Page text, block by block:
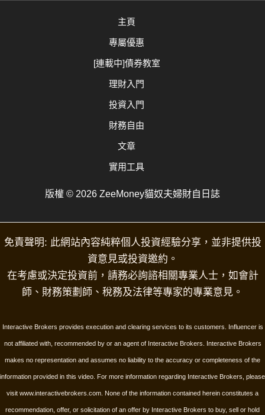
主頁
專屬優惠
[連載中]債券教室
理財入門
投資入門
財務自由
文章
實用工具
版權 © 2026 ZeeMoney貓奴夫婦財自日誌
免責聲明: 此網站內容純粹個人投資經驗分享，並非提供投
資意見或投資邀約。
在考慮或決定投資前，請務必詢諮相關專業人士，如會計
師、財務策劃師、稅務及法律等專家的專業意見。
Interactive Brokers provides execution and clearing services to its customers. Influencer is
not affiliated with, recommended by or an agent of Interactive Brokers. Interactive Brokers
makes no representation and assumes no liability to the accuracy or completeness of the
information provided in this video. For more information regarding Interactive Brokers, please
visit www.interactivebrokers.com. None of the information contained herein constitutes a
recommendation, offer, or solicitation of an offer by Interactive Brokers to buy, sell or hold